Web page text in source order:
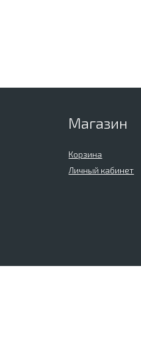
Магазин
Корзина
Личный кабинет